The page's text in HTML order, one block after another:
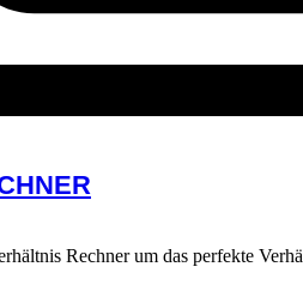
Rechner um das perfekte